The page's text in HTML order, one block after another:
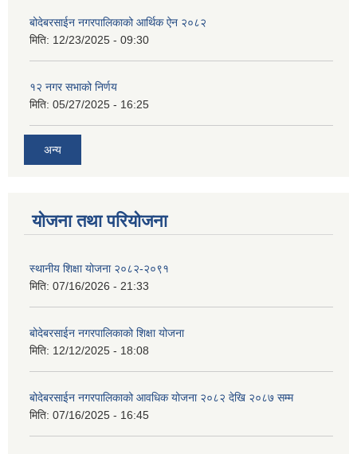
बोदेबरसाईन नगरपालिकाको आर्थिक ऐन २०८२
मिति: 12/23/2025 - 09:30
१२ नगर सभाको निर्णय
मिति: 05/27/2025 - 16:25
अन्य
योजना तथा परियोजना
स्थानीय शिक्षा योजना २०८२-२०९१
मिति: 07/16/2026 - 21:33
बोदेबरसाईन नगरपालिकाको शिक्षा योजना
मिति: 12/12/2025 - 18:08
बोदेबरसाईन नगरपालिकाको आवधिक योजना २०८२ देखि २०८७ सम्म
मिति: 07/16/2025 - 16:45